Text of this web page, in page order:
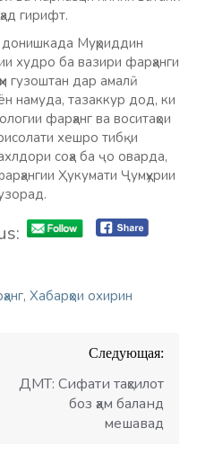
гирифт.
Муҳриддин
худро ба вазири фарҳанги
гузоштан дар амалӣ
намуда, тазаккур дод, ки
фарҳанг ва воситаҳои
хешро тибқи
соҳа ба ҷо оварда,
Ҳукумати Ҷумҳурии
, Хабарҳои охирин
Следующая:
ДМТ: Сифати таҳсилот
боз ҳам баланд
мешавад